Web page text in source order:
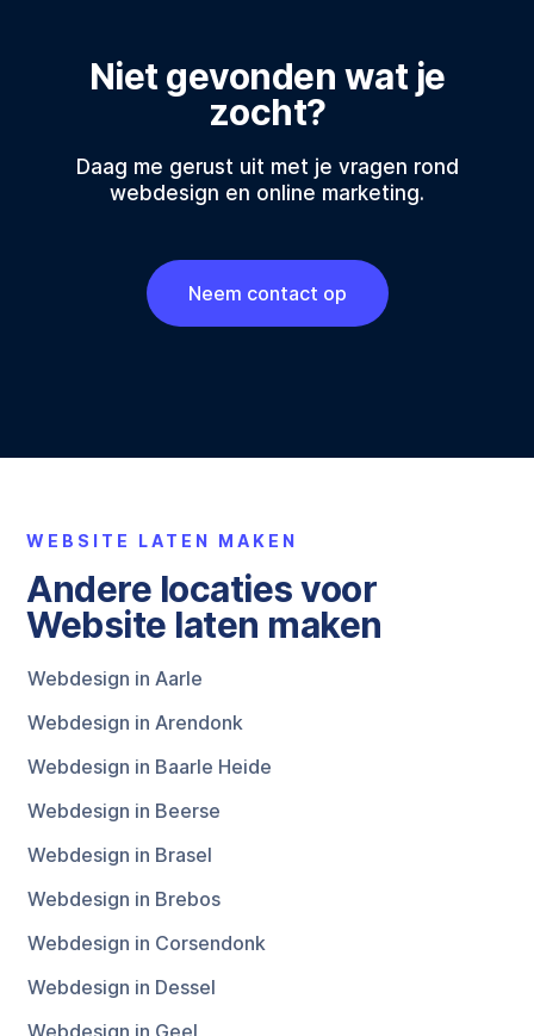
Niet gevonden wat je
zocht?
Daag me gerust uit met je vragen rond
webdesign en online marketing.
Neem contact op
WEBSITE LATEN MAKEN
Andere locaties voor
Website laten maken
Webdesign in Aarle
Webdesign in Arendonk
Webdesign in Baarle Heide
Webdesign in Beerse
Webdesign in Brasel
Webdesign in Brebos
Webdesign in Corsendonk
Webdesign in Dessel
Webdesign in Geel